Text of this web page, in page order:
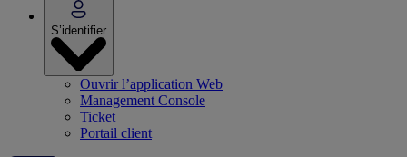
S’identifier
Ouvrir l’application Web
Management Console
Ticket
Portail client